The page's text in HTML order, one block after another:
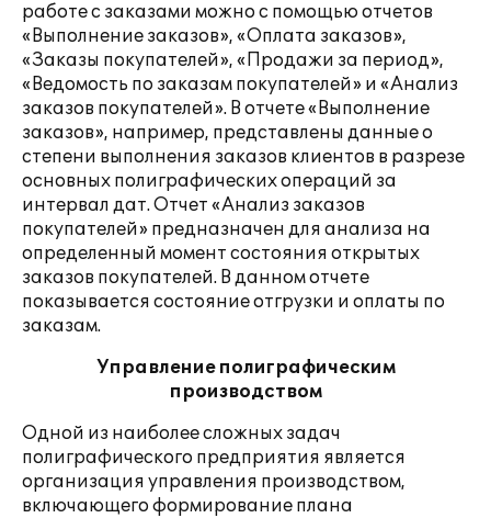
работе с заказами можно с помощью отчетов
«Выполнение заказов», «Оплата заказов»,
«Заказы покупателей», «Продажи за период»,
«Ведомость по заказам покупателей» и «Анализ
заказов покупателей». В отчете «Выполнение
заказов», например, представлены данные о
степени выполнения заказов клиентов в разрезе
основных полиграфических операций за
интервал дат. Отчет «Анализ заказов
покупателей» предназначен для анализа на
определенный момент состояния открытых
заказов покупателей. В данном отчете
показывается состояние отгрузки и оплаты по
заказам.
Управление полиграфическим
производством
Одной из наиболее сложных задач
полиграфического предприятия является
организация управления производством,
включающего формирование плана